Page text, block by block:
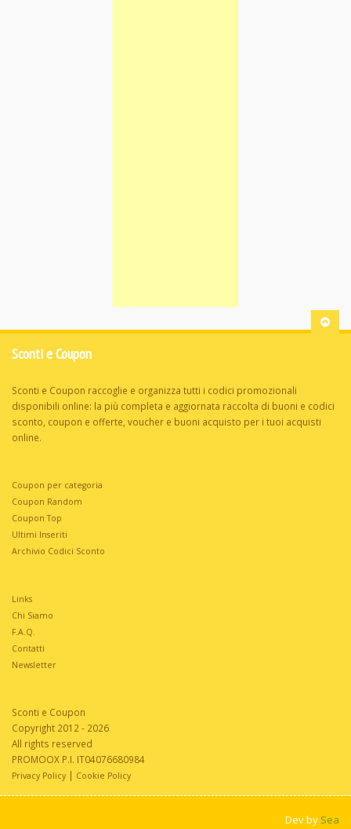
Sconti e Coupon
Sconti e Coupon raccoglie e organizza tutti i codici promozionali
disponibili online: la più completa e aggiornata raccolta di buoni e codici
sconto, coupon e offerte, voucher e buoni acquisto per i tuoi acquisti
online.
Coupon per categoria
Coupon Random
Coupon Top
Ultimi Inseriti
Archivio Codici Sconto
Links
Chi Siamo
F.A.Q.
Contatti
Newsletter
Sconti e Coupon
Copyright 2012 - 2026
All rights reserved
PROMOOX P.I. IT04076680984
Privacy Policy | Cookie Policy
Dev by Sea